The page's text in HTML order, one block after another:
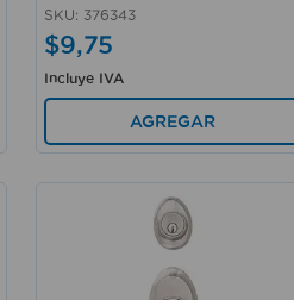
SKU: 376343
$9,75
Incluye IVA
AGREGAR